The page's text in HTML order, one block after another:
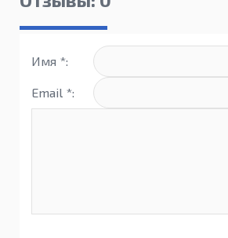
Имя *:
Email *: